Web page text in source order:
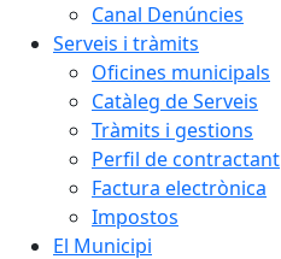
Canal Denúncies
Serveis i tràmits
Oficines municipals
Catàleg de Serveis
Tràmits i gestions
Perfil de contractant
Factura electrònica
Impostos
El Municipi